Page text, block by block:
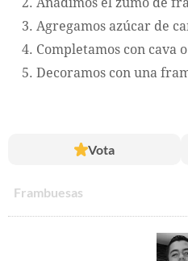
Agregamos azúcar de
Completamos con cava
Decoramos con una
Vota
Frambuesas